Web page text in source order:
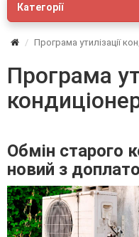
Категорії
Програма утилізації
Програма
Обмін старого
новий з